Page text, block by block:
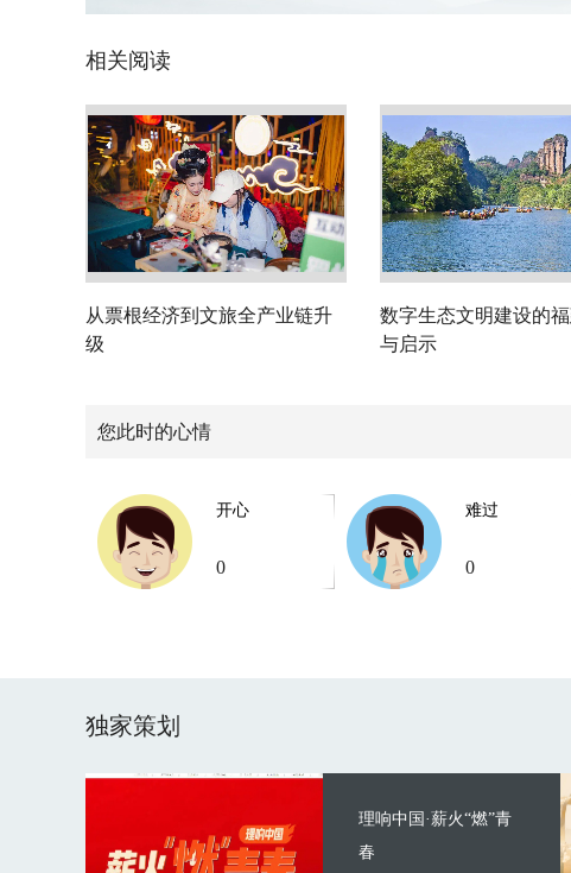
相关阅读
从票根经济到文旅全产业链升
级
数字生态文明建设的
与启示
您此时的心情
开心
0
难过
0
独家策划
理响中国·薪火“燃”青
春